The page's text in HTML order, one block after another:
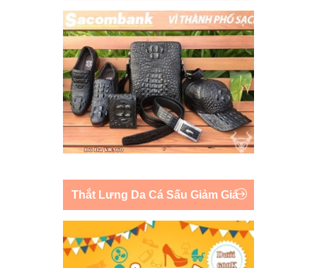
Thắt Lưng Da Cá Sấu Giảm Giá